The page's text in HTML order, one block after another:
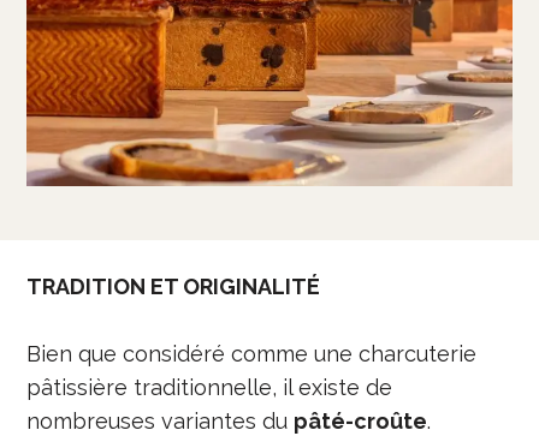
TRADITION ET ORIGINALITÉ
Bien que considéré comme une charcuterie
pâtissière traditionnelle, il existe de
nombreuses variantes du pâté-croûte.